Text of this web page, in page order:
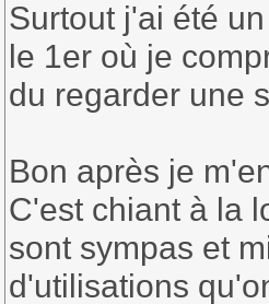
Surtout j'ai été
le 1er où je
du regarder une
Bon après je
C'est chiant à la
sont sympas et
d'utilisations